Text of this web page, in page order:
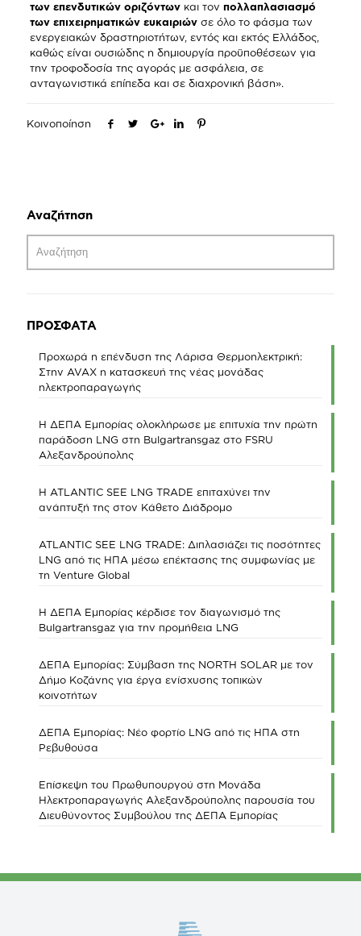
των επενδυτικών οριζόντωνκαι τον πολλαπλασιασμό
των επιχειρηματικών ευκαιριώνσε όλο το φάσμα των
ενεργειακών δραστηριοτήτων, εντός και εκτός Ελλάδος,
καθώς είναι ουσιώδης η δημιουργία προϋποθέσεων για
την τροφοδοσία της αγοράς με ασφάλεια, σε
ανταγωνιστικά επίπεδα και σε διαχρονική βάση».
Κοινοποίηση
Αναζήτηση
ΠΡΟΣΦΑΤΑ
Προχωρά η επένδυση της Λάρισα Θερμοηλεκτρική:
Στην AVAX η κατασκευή της νέας μονάδας
ηλεκτροπαραγωγής
Η ΔΕΠΑ Εμπορίας ολοκλήρωσε με επιτυχία την πρώτη
παράδοση LNG στη Bulgartransgaz στο FSRU
Αλεξανδρούπολης
Η ATLANTIC SEE LNG TRADE επιταχύνει την
ανάπτυξή της στον Κάθετο Διάδρομο
ATLANTIC SEE LNG TRADE: Διπλασιάζει τις ποσότητες
LNG από τις ΗΠΑ μέσω επέκτασης της συμφωνίας με
τη Venture Global
Η ΔΕΠΑ Εμπορίας κέρδισε τον διαγωνισμό της
Bulgartransgaz για την προμήθεια LNG
ΔΕΠΑ Εμπορίας: Σύμβαση της NORTH SOLAR με τον
Δήμο Κοζάνης για έργα ενίσχυσης τοπικών
κοινοτήτων
ΔΕΠΑ Εμπορίας: Νέο φορτίο LNG από τις ΗΠΑ στη
Ρεβυθούσα
Επίσκεψη του Πρωθυπουργού στη Μονάδα
Ηλεκτροπαραγωγής Αλεξανδρούπολης παρουσία του
Διευθύνοντος Συμβούλου της ΔΕΠΑ Εμπορίας